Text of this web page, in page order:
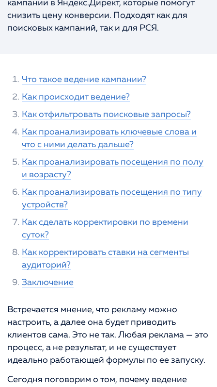
кампании в Яндекс.Директ, которые помогут
снизить цену конверсии. Подходят как для
поисковых кампаний, так и для РСЯ.
Что такое ведение кампании?
Как происходит ведение?
Как отфильтровать поисковые запросы?
Как проанализировать ключевые слова и
что с ними делать дальше?
Как проанализировать посещения по полу
и возрасту?
Как проанализировать посещения по типу
устройств?
Как сделать корректировки по времени
суток?
Как корректировать ставки на сегменты
аудиторий?
Заключение
Встречается мнение, что рекламу можно
настроить, а далее она будет приводить
клиентов сама. Это не так. Любая реклама — это
процесс, а не результат, и не существует
идеально работающей формулы по ее запуску.
Сегодня поговорим о том, почему ведение